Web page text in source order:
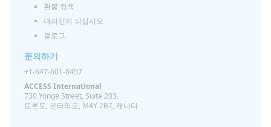
환불 정책
대리인이 되십시오
블로그
문의하기
+1-647-601-0457
ACCESS International
730 Yonge Street, Suite 203.
토론토, 온타리오, M4Y 2B7, 캐나다